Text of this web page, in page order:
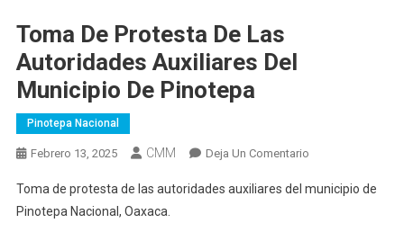
Toma De Protesta De Las
Autoridades Auxiliares Del
Municipio De Pinotepa
Pinotepa Nacional
Febrero 13, 2025 CMM Deja Un ComentarioEn
De
Toma de protesta de las autoridades auxiliares del municipio de
Pinotepa Nacional, Oaxaca.